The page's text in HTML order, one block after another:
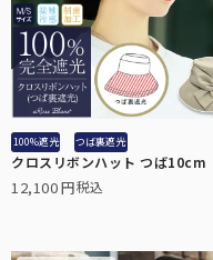
100%遮光 つば裏遮光
クロスリボンハット つば10cm
12,100 税込